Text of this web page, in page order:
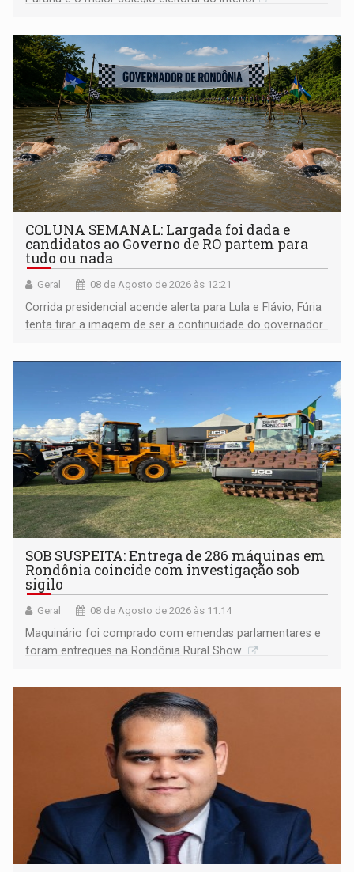
COLUNA SEMANAL: Largada foi dada e
candidatos ao Governo de RO partem para
tudo ou nada
Geral 08 de Agosto de 2026 às 12:21
Corrida presidencial acende alerta para Lula e Flávio; Fúria
tenta tirar a imagem de ser a continuidade do governador
não ter entrado no modo eleição; ABAV faz evento em
SOB SUSPEITA: Entrega de 286 máquinas em
Rondônia coincide com investigação sob
sigilo
Geral 08 de Agosto de 2026 às 11:14
Maquinário foi comprado com emendas parlamentares e
foram entregues na Rondônia Rural Show